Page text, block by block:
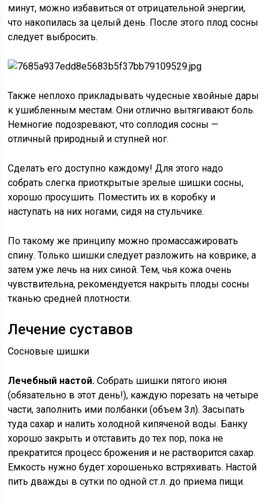
минут, можно избавиться от отрицательной энергии,
что накопилась за целый день. После этого плод сосны
следует выбросить.
Также неплохо прикладывать чудесные хвойные дары
к ушибленным местам. Они отлично вытягивают боль.
Немногие подозревают, что соплодия сосны —
отличный природный и ступней ног.
Сделать его доступно каждому! Для этого надо
собрать слегка приоткрытые зрелые шишки сосны,
хорошо просушить. Поместить их в коробку и
наступать на них ногами, сидя на стульчике.
По такому же принципу можно промассажировать
спину. Только шишки следует разложить на коврике, а
затем уже лечь на них синой. Тем, чья кожа очень
чувствительна, рекомендуется накрыть плоды сосны
тканью средней плотности.
Лечение суставов
Сосновые шишки
Лечебный настой. Собрать шишки пятого июня
(обязательно в этот день!), каждую порезать на четыре
части, заполнить ими полбанки (объем 3л). Засыпать
туда сахар и налить холодной кипяченой воды. Банку
хорошо закрыть и отставить до тех пор, пока не
прекратится процесс брожения и не растворится сахар.
Емкость нужно будет хорошенько встряхивать. Настой
пить дважды в сутки по одной ст.л. до приема пищи.